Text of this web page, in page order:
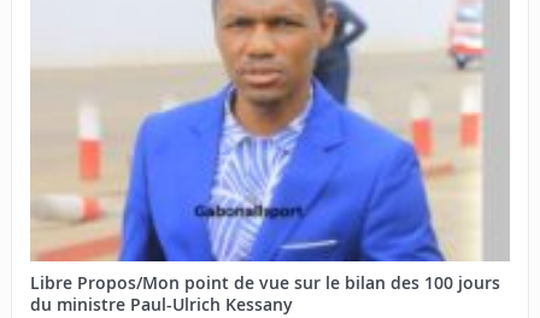
Libre Propos/Mon point de vue sur le bilan des 100 jours
du ministre Paul-Ulrich Kessany